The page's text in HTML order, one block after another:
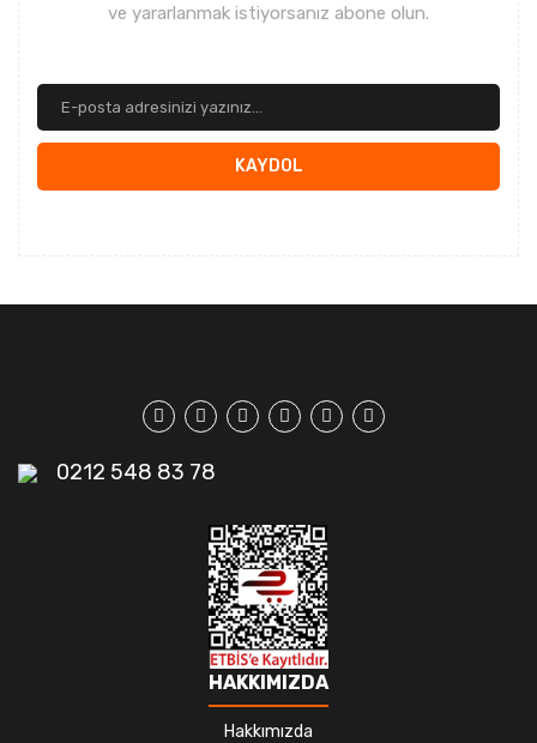
ve yararlanmak istiyorsanız abone olun.
KAYDOL
0212 548 83 78
HAKKIMIZDA
Hakkımızda